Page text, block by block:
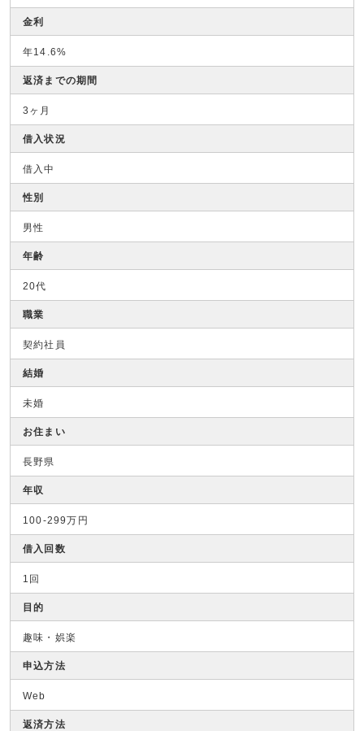
金利
年14.6%
返済までの期間
3ヶ月
借入状況
借入中
性別
男性
年齢
20代
職業
契約社員
結婚
未婚
お住まい
長野県
年収
100-299万円
借入回数
1回
目的
趣味・娯楽
申込方法
Web
返済方法